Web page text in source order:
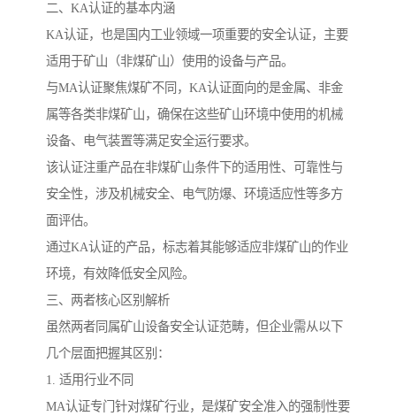
二、KA认证的基本内涵
KA认证，也是国内工业领域一项重要的安全认证，主要
适用于矿山（非煤矿山）使用的设备与产品。
与MA认证聚焦煤矿不同，KA认证面向的是金属、非金
属等各类非煤矿山，确保在这些矿山环境中使用的机械
设备、电气装置等满足安全运行要求。
该认证注重产品在非煤矿山条件下的适用性、可靠性与
安全性，涉及机械安全、电气防爆、环境适应性等多方
面评估。
通过KA认证的产品，标志着其能够适应非煤矿山的作业
环境，有效降低安全风险。
三、两者核心区别解析
虽然两者同属矿山设备安全认证范畴，但企业需从以下
几个层面把握其区别：
1. 适用行业不同
MA认证专门针对煤矿行业，是煤矿安全准入的强制性要